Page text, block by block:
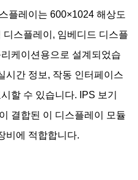
플레이는 600×1024 해상도
스플레이, 임베디드 디스플
케이션용으로 설계되었습
시간 정보, 작동 인터페이스
할 수 있습니다. IPS 보기
결합된 이 디스플레이 모듈
비에 적합합니다.